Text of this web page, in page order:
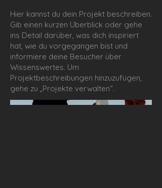
Hier kannst du dein Projekt beschreiben.
Gib einen kurzen Überblick oder gehe
ins Detail darüber, was dich inspiriert
hat, wie du vorgegangen bist und
informiere deine Besucher über
Wissenswertes. Um
Projektbeschreibungen hinzuzufügen,
gehe zu „Projekte verwalten“.